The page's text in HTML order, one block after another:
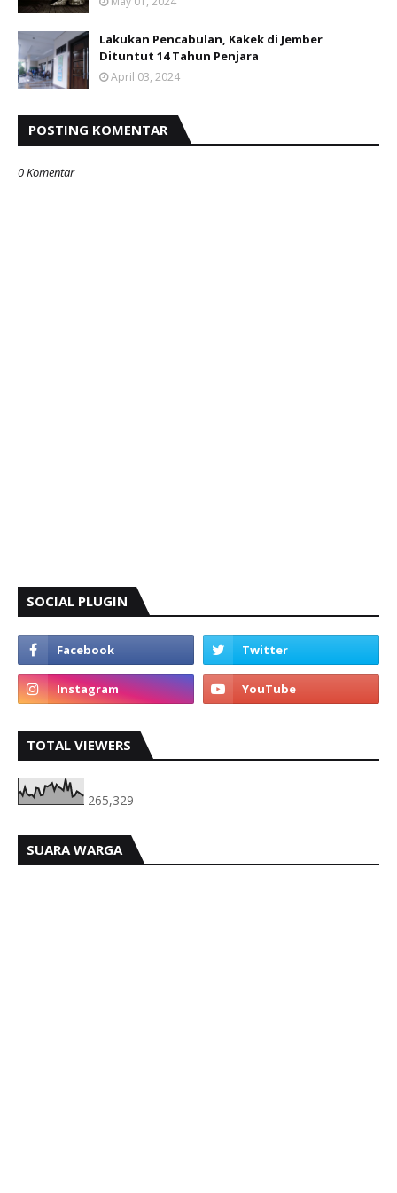
Lakukan Pencabulan, Kakek di Jember
Dituntut 14 Tahun Penjara
April 03, 2024
POSTING KOMENTAR
0 Komentar
SOCIAL PLUGIN
TOTAL VIEWERS
265,329
SUARA WARGA